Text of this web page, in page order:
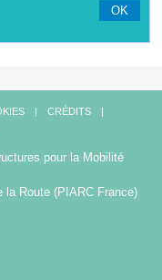
OK
CRÉDITS
pour la Mobilité
la Route (PIARC France)